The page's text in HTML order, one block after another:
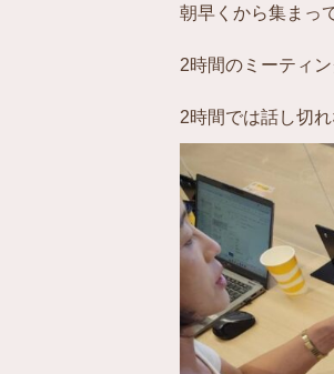
朝早くから集まっ
2時間のミーティ
2時間では話し切